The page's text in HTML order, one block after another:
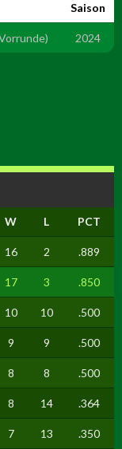
Saison
2024
W L PCT
16 2 .889
17 3 .850
10 10 .500
9 9 .500
8 8 .500
8 14 .364
7 13 .350